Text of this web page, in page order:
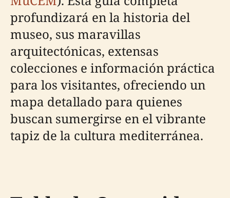
profundizará en la historia del
museo, sus maravillas
arquitectónicas, extensas
colecciones e información práctica
para los visitantes, ofreciendo un
mapa detallado para quienes
buscan sumergirse en el vibrante
tapiz de la cultura mediterránea.